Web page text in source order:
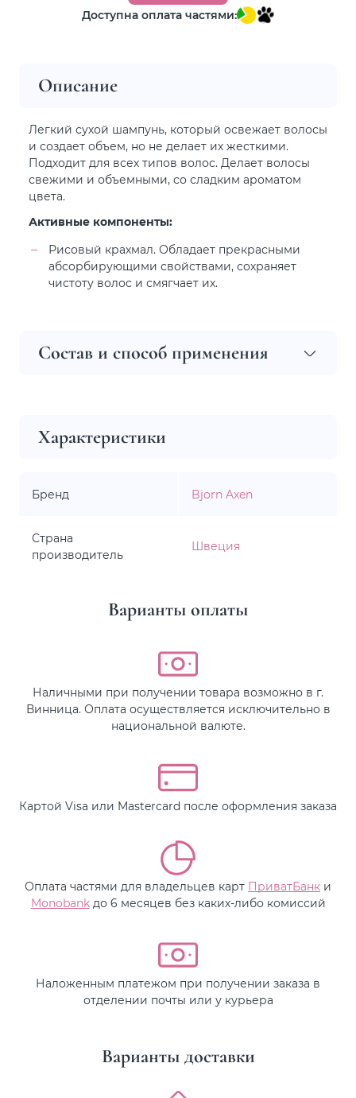
Доступна оплата частями:
Описание
Легкий сухой шампунь, который освежает волосы
и создает объем, но не делает их жесткими.
Подходит для всех типов волос. Делает волосы
свежими и объемными, со сладким ароматом
цвета.
Активные компоненты:
Рисовый крахмал. Обладает прекрасными
абсорбирующими свойствами, сохраняет
чистоту волос и смягчает их.
Состав и способ применения
Характеристики
Бренд Bjorn Axen
Страна
производитель
Швеция
Варианты оплаты
Наличными при получении товара возможно в г.
Винница. Оплата осуществляется исключительно в
национальной валюте.
Картой Visa или Mastercard после оформления заказа
Оплата частями для владельцев карт ПриватБанк и
Monobankдо 6 месяцев без каких-либо комиссий
Наложенным платежом при получении заказа в
отделении почты или у курьера
Варианты доставки